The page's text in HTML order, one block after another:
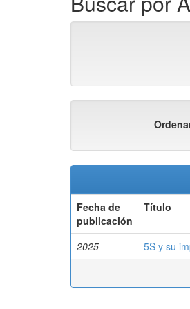
Fecha de
publicación
Título
2025 5S y su